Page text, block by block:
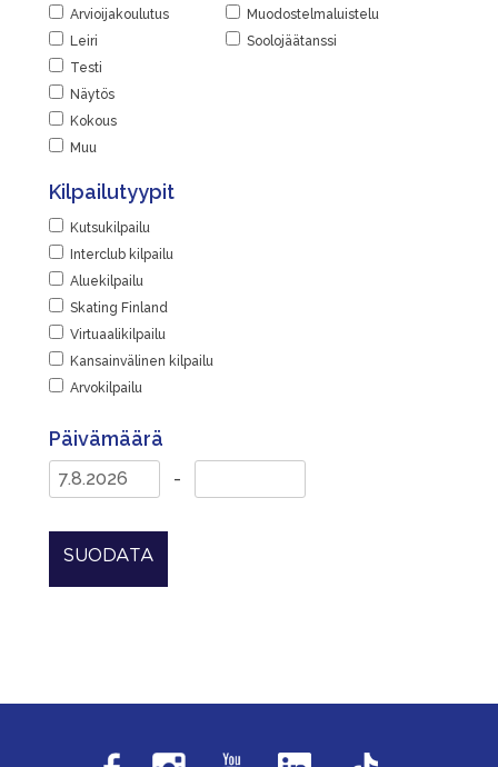
Arvioijakoulutus
Leiri
Testi
Näytös
Kokous
Muu
Muodostelmaluistelu
Soolojäätanssi
Kilpailutyypit
Kutsukilpailu
Interclub kilpailu
Aluekilpailu
Skating Finland
Virtuaalikilpailu
Kansainvälinen kilpailu
Arvokilpailu
Päivämäärä
-
SUODATA